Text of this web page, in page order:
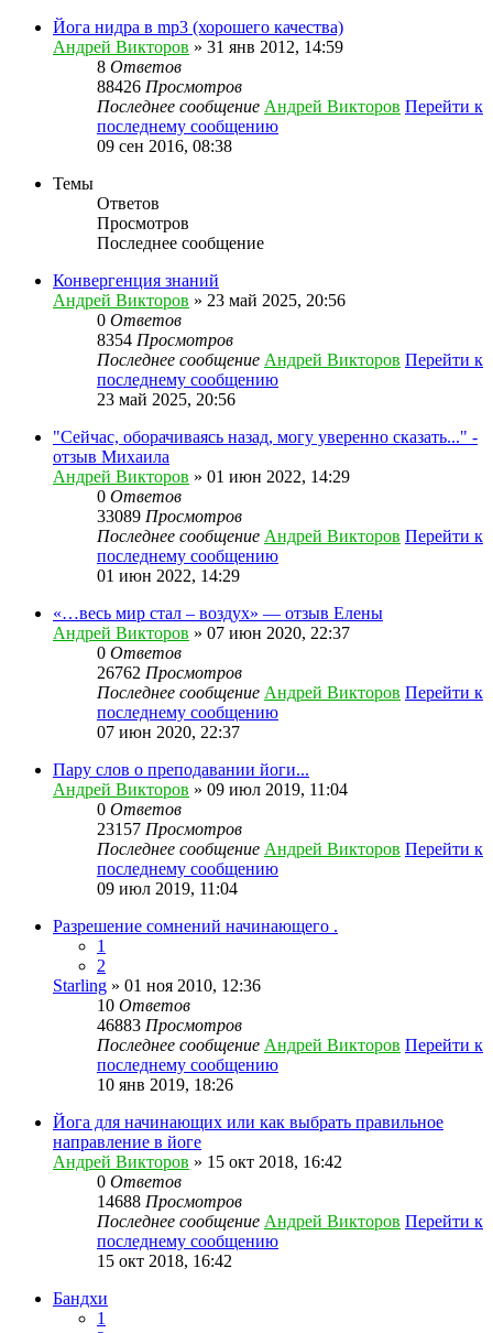
Йога нидра в mp3 (хорошего качества)
Андрей Викторов » 31 янв 2012, 14:59
8 Ответов
88426 Просмотров
Последнее сообщение Андрей Викторов Перейти к
последнему сообщению
09 сен 2016, 08:38
Темы
Ответов
Просмотров
Последнее сообщение
Конвергенция знаний
Андрей Викторов » 23 май 2025, 20:56
0 Ответов
8354 Просмотров
Последнее сообщение Андрей Викторов Перейти к
последнему сообщению
23 май 2025, 20:56
"Сейчас, оборачиваясь назад, могу уверенно сказать..." -
отзыв Михаила
Андрей Викторов » 01 июн 2022, 14:29
0 Ответов
33089 Просмотров
Последнее сообщение Андрей Викторов Перейти к
последнему сообщению
01 июн 2022, 14:29
«…весь мир стал – воздух» — отзыв Елены
Андрей Викторов » 07 июн 2020, 22:37
0 Ответов
26762 Просмотров
Последнее сообщение Андрей Викторов Перейти к
последнему сообщению
07 июн 2020, 22:37
Пару слов о преподавании йоги...
Андрей Викторов » 09 июл 2019, 11:04
0 Ответов
23157 Просмотров
Последнее сообщение Андрей Викторов Перейти к
последнему сообщению
09 июл 2019, 11:04
Разрешение сомнений начинающего .
1
2
Starling » 01 ноя 2010, 12:36
10 Ответов
46883 Просмотров
Последнее сообщение Андрей Викторов Перейти к
последнему сообщению
10 янв 2019, 18:26
Йога для начинающих или как выбрать правильное
направление в йоге
Андрей Викторов » 15 окт 2018, 16:42
0 Ответов
14688 Просмотров
Последнее сообщение Андрей Викторов Перейти к
последнему сообщению
15 окт 2018, 16:42
Бандхи
1